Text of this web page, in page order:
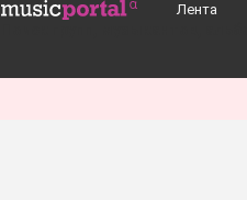
Перейти к основному содержанию
Лента